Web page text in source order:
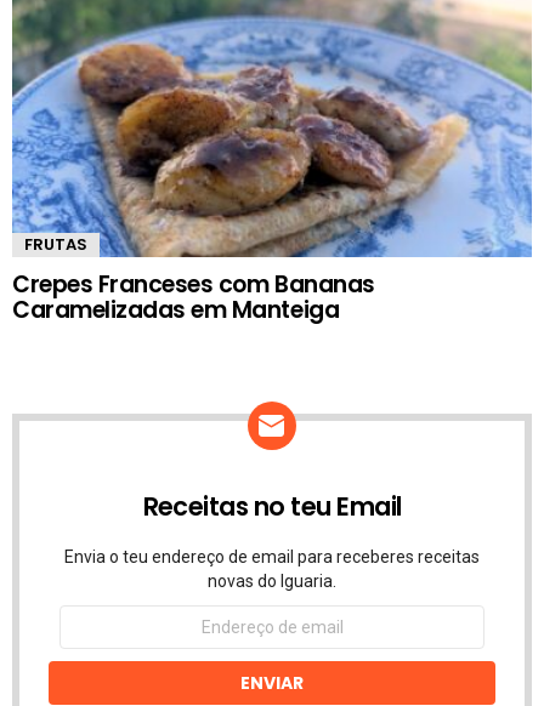
FRUTAS
Crepes Franceses com Bananas
Caramelizadas em Manteiga
Receitas no teu Email
Envia o teu endereço de email para receberes receitas
novas do Iguaria.
Endereço
email
ENVIAR